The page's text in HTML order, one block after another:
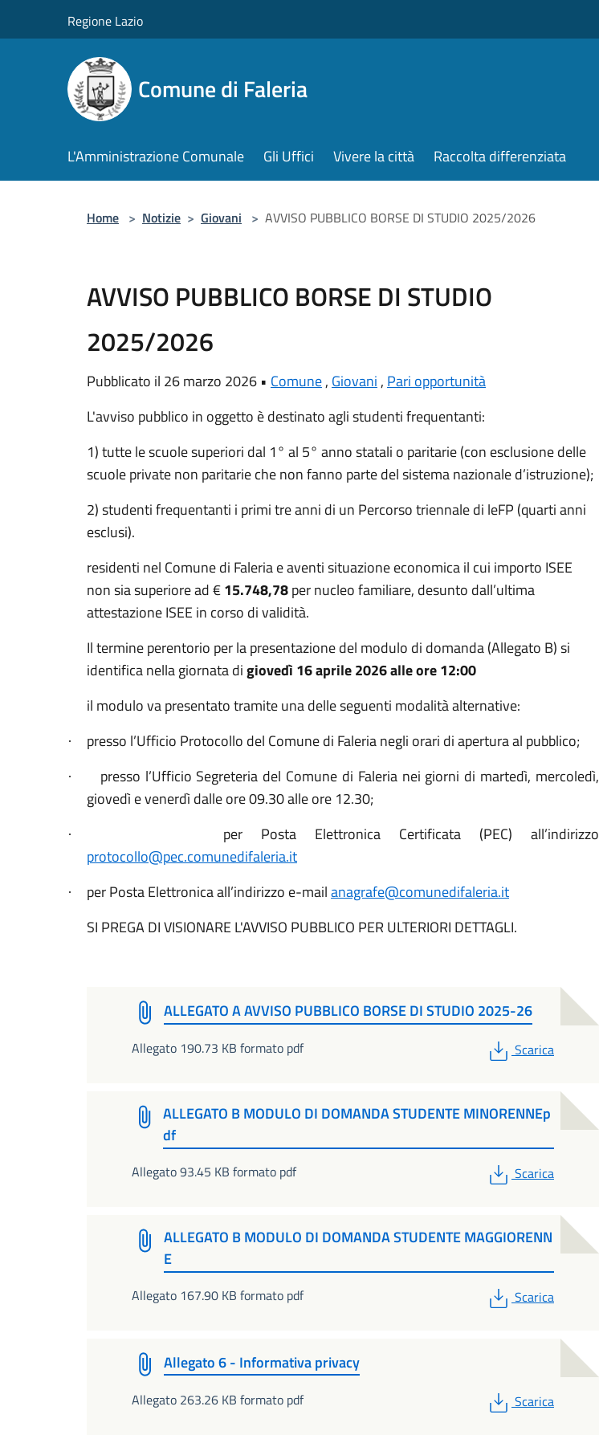
Regione Lazio
Comune di Faleria
L'Amministrazione Comunale Gli Uffici Vivere la città Raccolta differenziata
Home > Notizie > Giovani > AVVISO PUBBLICO BORSE DI STUDIO 2025/2026
AVVISO PUBBLICO BORSE DI STUDIO
2025/2026
Pubblicato il 26 marzo 2026 • Comune, Giovani , Pari opportunità
L'avviso pubblico in oggetto è destinato agli studenti frequentanti:
1) tutte le scuole superiori dal 1° al 5° anno statali o paritarie (con esclusione delle
scuole private non paritarie che non fanno parte del sistema nazionale d’istruzione);
2) studenti frequentanti i primi tre anni di un Percorso triennale di leFP (quarti anni
esclusi).
residenti nel Comune di Faleria e aventi situazione economica il cui importo ISEE
non sia superiore ad €15.748,78per nucleo familiare, desunto dall’ultima
attestazione ISEE in corso di validità.
Il termine perentorio per la presentazione del modulo di domanda (Allegato B) si
identifica nella giornata digiovedì 16 aprile 2026 alle ore 12:00
il modulo va presentato tramite una delle seguenti modalità alternative:
· presso l’Ufficio Protocollo del Comune di Faleria negli orari di apertura al pubblico;
·
presso l’Ufficio Segreteria del Comune di Faleria nei giorni di martedì, mercoledì,
giovedì e venerdì dalle ore 09.30 alle ore 12.30;
·
per Posta Elettronica Certificata (PEC) all’indirizzo
protocollo@pec.comunedifaleria.it
· per Posta Elettronica all’indirizzo e-mailanagrafe@comunedifaleria.it
SI PREGA DI VISIONARE L'AVVISO PUBBLICO PER ULTERIORI DETTAGLI.
ALLEGATO A AVVISO PUBBLICO BORSE DI STUDIO 2025-26
Allegato 190.73 KB formato pdf PDF
Scarica
ALLEGATO B MODULO DI DOMANDA STUDENTE MINORENNEp
df
Allegato 93.45 KB formato pdf PDF
Scarica
ALLEGATO B MODULO DI DOMANDA STUDENTE MAGGIORENN
E
Allegato 167.90 KB formato pdf PDF
Scarica
Allegato 6 - Informativa privacy
Allegato 263.26 KB formato pdf PDF
Scarica